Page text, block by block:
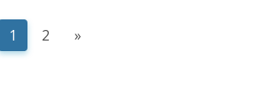
1 2 »